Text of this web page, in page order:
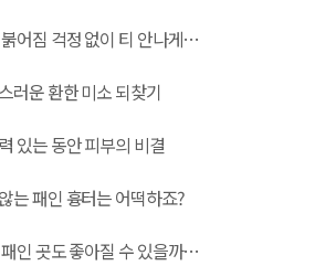
어짐 걱정 없이 티 안나게…
러운 환한 미소 되찾기
있는 동안 피부의 비결
는 패인 흉터는 어떡하죠?
인 곳도 좋아질 수 있을까…